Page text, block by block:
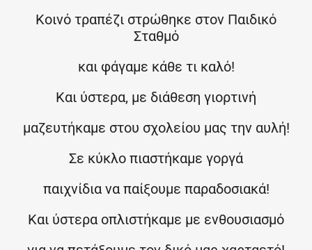
Κοινό τραπέζι στρώθηκε στον Παιδικό
Σταθμό
και φάγαμε κάθε τι καλό!
Και ύστερα, με διάθεση γιορτινή
μαζευτήκαμε στου σχολείου μας την αυλή!
Σε κύκλο πιαστήκαμε γοργά
παιχνίδια να παίξουμε παραδοσιακά!
Και ύστερα οπλιστήκαμε με ενθουσιασμό